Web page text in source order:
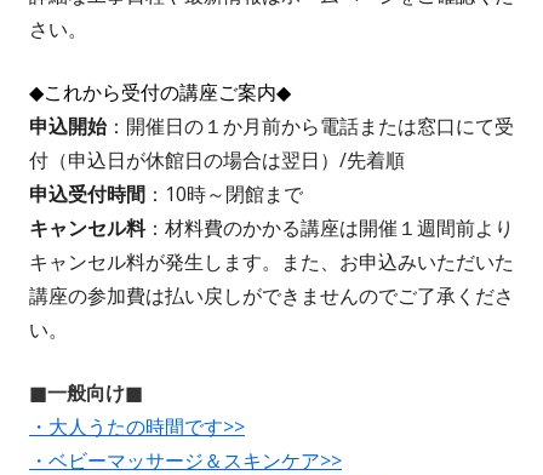
さい。
◆これから受付の講座ご案内◆
申込開始：開催日の１か月前から電話または窓口にて受
付（申込日が休館日の場合は翌日）/先着順
申込受付時間 ：10時～閉館まで
キャンセル料：材料費のかかる講座は開催１週間前より
キャンセル料が発生します。また、お申込みいただいた
講座の参加費は払い戻しができませんのでご了承くださ
い。
■一般向け■
・大人うたの時間です>>
・ベビーマッサージ＆スキンケア>>